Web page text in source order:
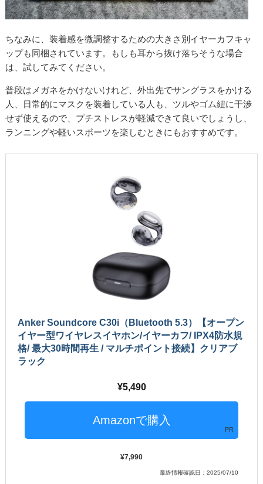
ちなみに、装着感を微調整するための大きさ別イヤーカフキャ
ップも同梱されています。もしも耳から抜け落ちそうな場合
は、試してみてください。
普段はメガネをかけないけれど、外出先でサングラスをかける
人、日常的にマスクを装着している人も、ツルやゴム紐に干渉
せず使えるので、プチストレスが軽減できて良いでしょうし、
ランニングや軽いスポーツを楽しむときにもおすすめです。
Anker Soundcore C30i（Bluetooth 5.3）【オープン
イヤー型ワイヤレスイヤホン/イヤーカフ/ IPX4防水規
格/ 最大30時間再生 / マルチポイント接続】クリアブ
ラック
5,490
PR
7,990
最終情報確認日：2025/07/10